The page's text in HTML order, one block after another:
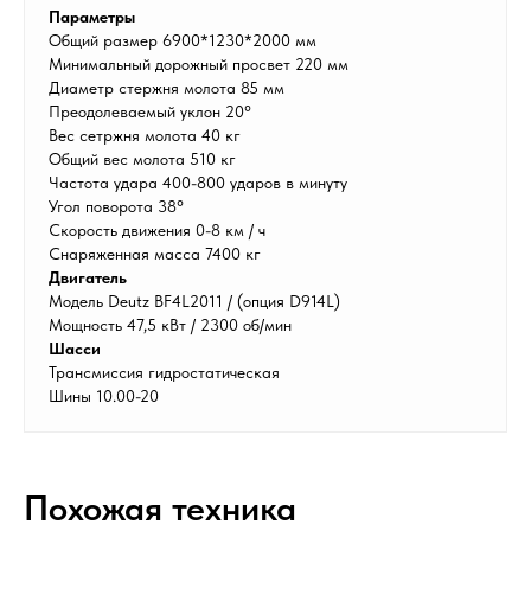
Параметры
Общий размер 6900*1230*2000 мм
Минимальный дорожный просвет 220 мм
Диаметр стержня молота 85 мм
Преодолеваемый уклон 20°
Вес сетржня молота 40 кг
Общий вес молота 510 кг
Частота удара 400-800 ударов в минуту
Угол поворота 38°
Скорость движения 0-8 км / ч
Снаряженная масса 7400 кг
Двигатель
Модель Deutz BF4L2011 / (опция D914L)
Мощность 47,5 кВт / 2300 об/мин
Шасси
Трансмиссия гидростатическая
Шины 10.00-20
Похожая техника